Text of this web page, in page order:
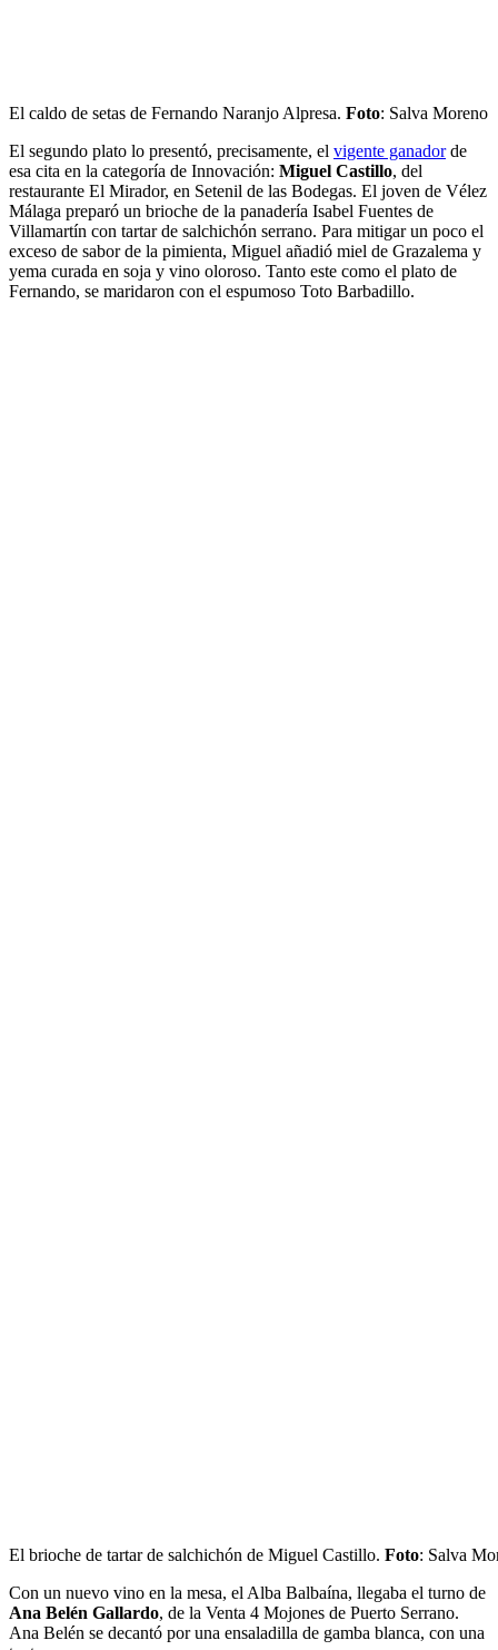
El caldo de setas de Fernando Naranjo Alpresa. Foto: Salva Moreno
El segundo plato lo presentó, precisamente, el vigente ganadorde
esa cita en la categoría de Innovación: Miguel Castillo, del
restaurante El Mirador, en Setenil de las Bodegas. El joven de Vélez
Málaga preparó un brioche de la panadería Isabel Fuentes de
Villamartín con tartar de salchichón serrano. Para mitigar un poco el
exceso de sabor de la pimienta, Miguel añadió miel de Grazalema y
yema curada en soja y vino oloroso. Tanto este como el plato de
Fernando, se maridaron con el espumoso Toto Barbadillo.
El brioche de tartar de salchichón de Miguel Castillo. Foto: Salva
Con un nuevo vino en la mesa, el Alba Balbaína, llegaba el turno de
Ana Belén Gallardo, de la Venta 4 Mojones de Puerto Serrano.
Ana Belén se decantó por una ensaladilla de gamba blanca, con una